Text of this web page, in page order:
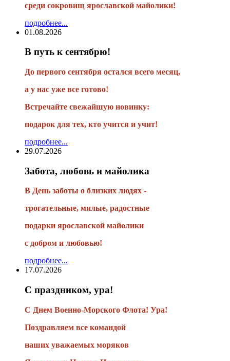
среди сокровищ ярославской майолики!
подробнее...
01.08.2026
В путь к сентябрю!
До первого сентября остался всего месяц,
а у нас уже все готово!
Встречайте свежайшую новинку:
подарок для тех, кто учится и учит!
подробнее...
29.07.2026
Забота, любовь и майолика
В День заботы о близких людях -
трогательные, милые, радостные
подарки ярославской майолики
с добром и любовью!
подробнее...
17.07.2026
С праздником, ура!
С Днем Военно-Морского Флота! Ура!
Поздравляем все командой
наших уважаемых моряков